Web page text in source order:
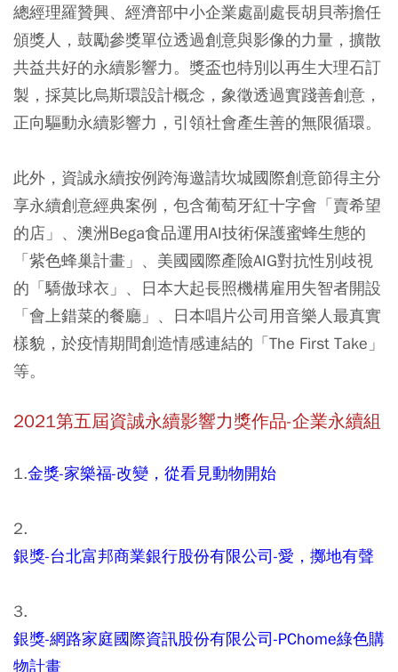
總經理羅贊興、經濟部中小企業處副處長胡貝蒂擔任
頒獎人，鼓勵參獎單位透過創意與影像的力量，擴散
共益共好的永續影響力。獎盃也特別以再生大理石訂
製，採莫比烏斯環設計概念，象徵透過實踐善創意，
正向驅動永續影響力，引領社會產生善的無限循環。
此外，資誠永續按例跨海邀請坎城國際創意節得主分
享永續創意經典案例，包含葡萄牙紅十字會「賣希望
的店」、澳洲Bega食品運用AI技術保護蜜蜂生態的
「紫色蜂巢計畫」、美國國際產險AIG對抗性別歧視
的「驕傲球衣」、日本大起長照機構雇用失智者開設
「會上錯菜的餐廳」、日本唱片公司用音樂人最真實
樣貌，於疫情期間創造情感連結的「The First Take」
等。
2021第五屆資誠永續影響力獎作品-企業永續組
1.金獎-家樂福-改變，從看見動物開始
2.
銀獎-台北富邦商業銀行股份有限公司-愛，擲地有聲
3.
銀獎-網路家庭國際資訊股份有限公司-PChome綠色購
物計畫